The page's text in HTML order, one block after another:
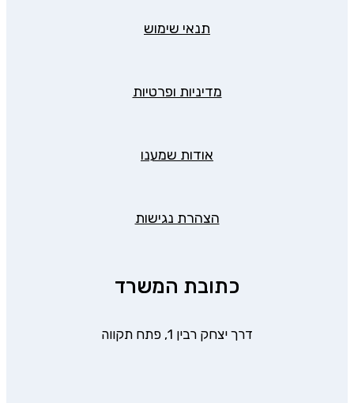
תנאי שימוש
מדיניות ופרטיות
אודות שמענו
הצהרת נגישות
כתובת המשרד
דרך יצחק רבין 1, פתח תקווה